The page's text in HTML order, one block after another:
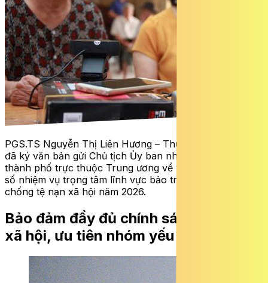
PGS.TS Nguyễn Thị Liên Hương – Thứ trưởng Bộ Y tế
đã ký văn bản gửi Chủ tịch Ủy ban nhân dân các tỉnh,
thành phố trực thuộc Trung ương về việc triển khai một
số nhiệm vụ trọng tâm lĩnh vực bảo trợ xã hội và phòng,
chống tệ nạn xã hội năm 2026.
Bảo đảm đầy đủ chính sách trợ giúp
xã hội, ưu tiên nhóm yếu thế